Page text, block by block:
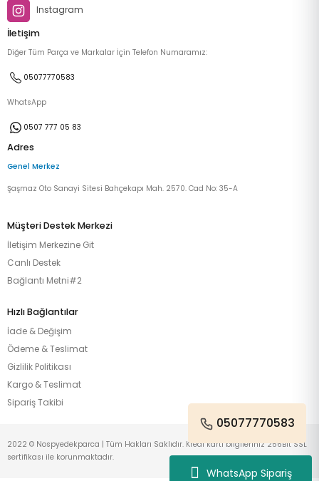
WhatsApp Sipariş
Instagram
İletişim
Diğer Tüm Parça ve Markalar İçin Telefon Numaramız:
05077770583
WhatsApp
0507 777 05 83
Adres
Genel Merkez
Şaşmaz Oto Sanayi Sitesi Bahçekapı Mah. 2570. Cad No: 35-A
Müşteri Destek Merkezi
İletişim Merkezine Git
Canlı Destek
Bağlantı Metni#2
Hızlı Bağlantılar
İade & Değişim
Ödeme & Teslimat
Gizlilik Politikası
Kargo & Teslimat
Sipariş Takibi
05077770583
2022 © Nospyedekparca | Tüm Hakları Saklıdır. Kredi kartı bilgileriniz 256Bit SSL
sertifikası ile korunmaktadır.